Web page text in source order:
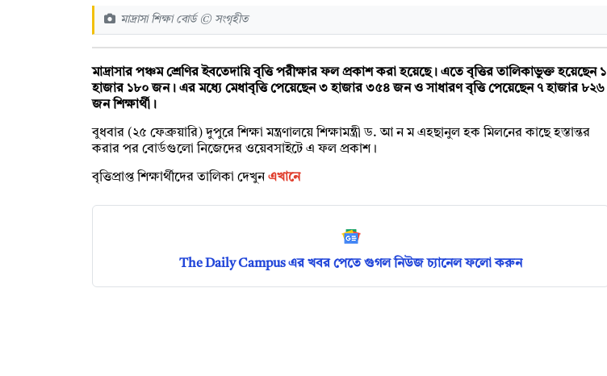
মাদ্রাসা শিক্ষা বোর্ড © সংগৃহীত
মাদ্রাসার পঞ্চম শ্রেণির ইবতেদায়ি বৃত্তি পরীক্ষার ফল প্রকাশ করা হয়েছে। এতে বৃত্তির তালিকাভুক্ত হয়েছেন ১
হাজার ১৮০ জন। এর মধ্যে মেধাবৃত্তি পেয়েছেন ৩ হাজার ৩৫৪ জন ও সাধারণ বৃত্তি পেয়েছেন ৭ হাজার ৮২৬
জন শিক্ষার্থী।
বুধবার (২৫ ফেব্রুয়ারি) দুপুরে শিক্ষা মন্ত্রণালয়ে শিক্ষামন্ত্রী ড. আ ন ম এহছানুল হক মিলনের কাছে হস্তান্তর
করার পর বোর্ডগুলো নিজেদের ওয়েবসাইটে এ ফল প্রকাশ।
বৃত্তিপ্রাপ্ত শিক্ষার্থীদের তালিকা দেখুন এখানে
The Daily Campus এর খবর পেতে গুগল নিউজ চ্যানেল ফলো করুন